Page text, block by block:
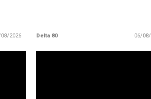
2026 Delta 80 06/